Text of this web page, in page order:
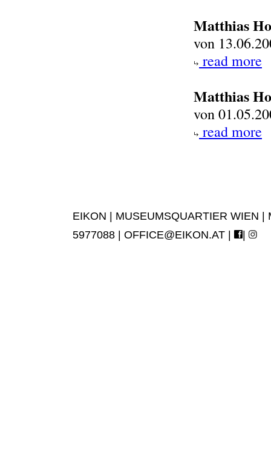
Matthias
von
read more
Matthias
von
read more
EIKON | MUSEUMSQUARTIER WIEN
5977088 | OFFICE@EIKON.AT | |